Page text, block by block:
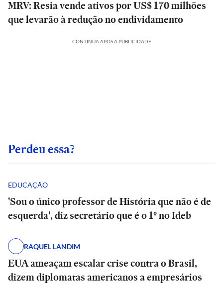
MRV: Resia vende ativos por US$ 170 milhões
que levarão à redução no endividamento
CONTINUA APÓS A PUBLICIDADE
Perdeu essa?
EDUCAÇÃO
'Sou o único professor de História que não é de
esquerda', diz secretário que é o 1º no Ideb
RAQUEL LANDIM
EUA ameaçam escalar crise contra o Brasil,
dizem diplomatas americanos a empresários